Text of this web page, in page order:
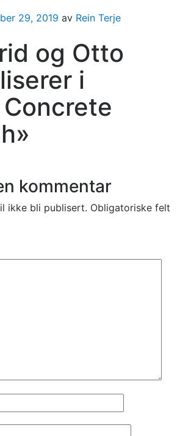
29, 2019 av Rein Terje
og Otto
i
kommentar
ikke bli publisert. Obligatoriske felt